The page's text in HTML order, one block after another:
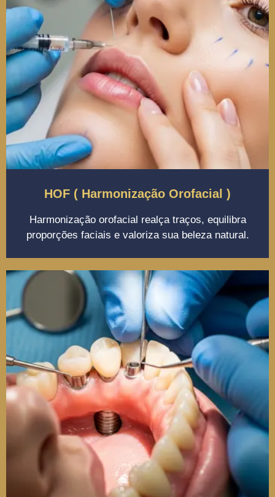
HOF ( Harmonização Orofacial )
Harmonização orofacial realça traços, equilibra
proporções faciais e valoriza sua beleza natural.